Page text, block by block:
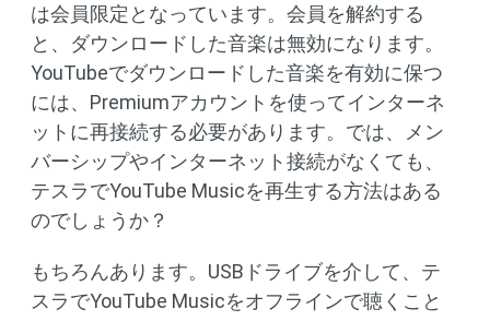
は会員限定となっています。会員を解約する
と、ダウンロードした音楽は無効になります。
YouTubeでダウンロードした音楽を有効に保つ
には、Premiumアカウントを使ってインターネ
ットに再接続する必要があります。では、メン
バーシップやインターネット接続がなくても、
テスラでYouTube Musicを再生する方法はある
のでしょうか？
もちろんあります。USBドライブを介して、テ
スラでYouTube Musicをオフラインで聴くこと